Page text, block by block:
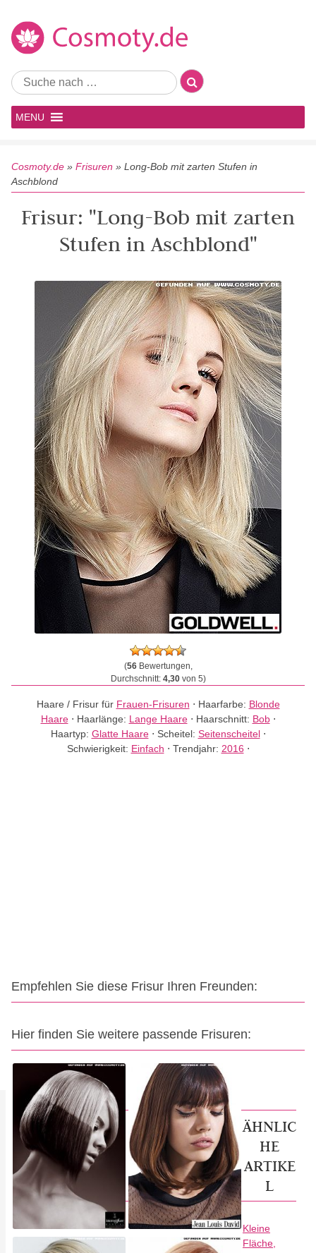
MENU
Cosmoty.de » Frisuren » Long-Bob mit zarten Stufen in
Aschblond
Frisur: "Long-Bob mit zarten
Stufen in Aschblond"
(56Bewertungen,
Durchschnitt: 4,30von 5)
Haare / Frisur für Frauen-Frisuren ⋅ Haarfarbe: Blonde
Haare⋅ Haarlänge: Lange Haare⋅ Haarschnitt: Bob⋅
Haartyp: Glatte Haare⋅ Scheitel: Seitenscheitel⋅
Schwierigkeit: Einfach ⋅ Trendjahr: 2016 ⋅
Empfehlen Sie diese Frisur Ihren Freunden:
Hier finden Sie weitere passende Frisuren:
ÄHNLIC
HE
ARTIKE
L
Kleine
Fläche,